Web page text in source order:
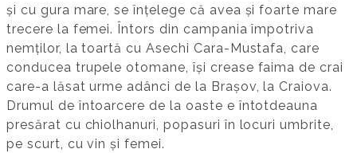
și cu gura mare, se înțelege că avea și foarte mare
trecere la femei. Întors din campania împotriva
nemților, la toartă cu Asechi Cara-Mustafa, care
conducea trupele otomane, își crease faima de crai
care-a lăsat urme adânci de la Brașov, la Craiova.
Drumul de întoarcere de la oaste e întotdeauna
presărat cu chiolhanuri, popasuri în locuri umbrite,
pe scurt, cu vin și femei.